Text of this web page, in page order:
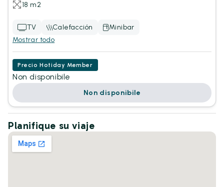
18 m2
TV Calefacción
Minibar
Mostrar todo
Precio Hotiday Member
Non disponibile
Non disponibile
Planifique su viaje